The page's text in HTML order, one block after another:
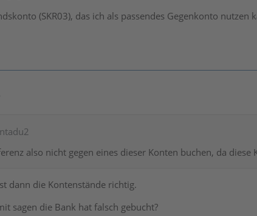
(SKR03), das ich als passendes Gegenkonto nutzen
also nicht gegen eines dieser Konten buchen, da
dann die Kontenstände richtig.
sagen die Bank hat falsch gebucht?